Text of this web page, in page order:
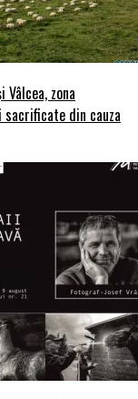
zona
din cauza